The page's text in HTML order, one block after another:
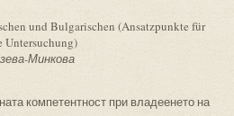
und Bulgarischen (Ansatzpunkte für
Untersuchung)
Минкова
компетентност при владеенето на